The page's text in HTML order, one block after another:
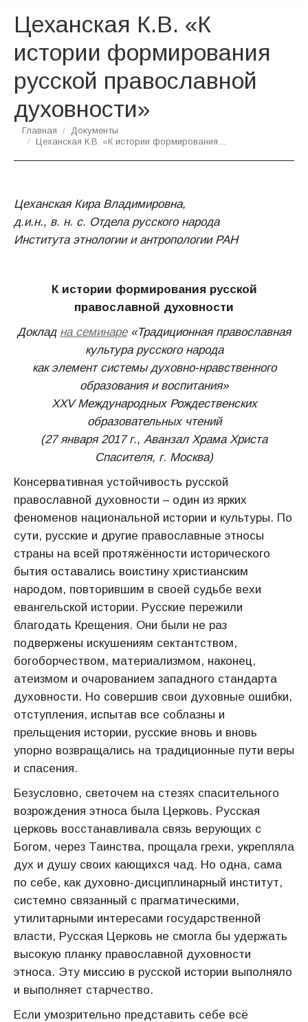
Цеханская К.В. «К
истории формирования
русской православной
духовности»
Вы здесь:
Главная
Документы
Цеханская К.В. «К истории формирования…
Цеханская Кира Владимировна,
д.и.н., в. н. с. Отдела русского народа
Института этнологии и антропологии РАН
К истории формирования русской
православной духовности
Доклад на семинаре«Традиционная православная
культура русского народа
как элемент системы духовно-нравственного
образования и воспитания»
XXV Международных Рождественских
образовательных чтений
(27 января 2017 г., Аванзал Храма Христа
Спасителя, г. Москва)
Консервативная устойчивость русской
православной духовности – один из ярких
феноменов национальной истории и культуры. По
сути, русские и другие православные этносы
страны на всей протяжённости исторического
бытия оставались воистину христианским
народом, повторившим в своей судьбе вехи
евангельской истории. Русские пережили
благодать Крещения. Они были не раз
подвержены искушениям сектантством,
богоборчеством, материализмом, нако­нец,
атеизмом и очарованием западного стандарта
духовности. Но совершив свои духовные ошибки,
отступления, испытав все соблазны и
прельщения исто­рии, русские вновь и вновь
упорно возвращались на традиционные пути веры
и спасения.
Безусловно, светочем на стезях спасительного
возрождения этноса была Церковь. Русская
церковь восстанавливала связь верующих с
Богом, через Таинства, прощала грехи, укрепляла
дух и душу своих кающихся чад. Но одна, сама
по себе, как духовно-дисциплинарный институт,
системно связанный с прагматическими,
утилитарными интересами государственной
власти, Русская Церковь не смогла бы удержать
высокую планку православной духовности
этноса. Эту миссию в русской истории выполняло
и выполняет старчество.
Если умозрительно представить себе всё